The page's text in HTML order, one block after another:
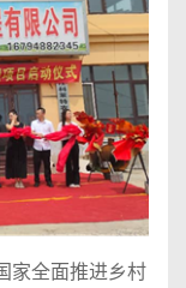
家全面推进乡村